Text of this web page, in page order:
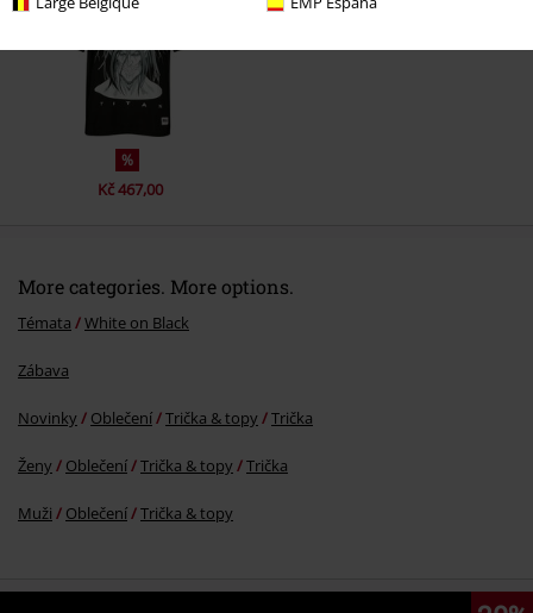
%
Kč 467,00
More categories. More options.
Témata White on Black
Zábava
Novinky Oblečení Trička & topy Trička
Ženy Oblečení Trička & topy Trička
Muži Oblečení Trička & topy